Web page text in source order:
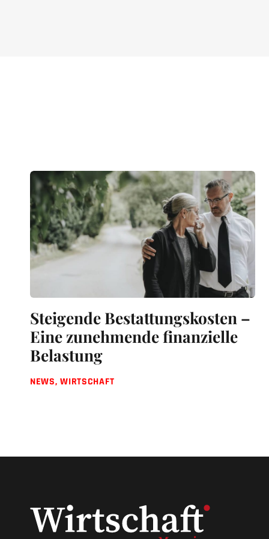
Steigende Bestattungskosten –
Eine zunehmende finanzielle
Belastung
NEWS,WIRTSCHAFT